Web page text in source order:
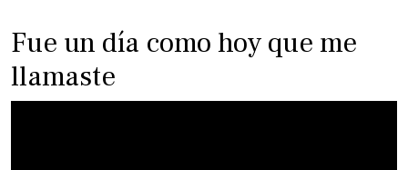
Fue un día como hoy que me
llamaste